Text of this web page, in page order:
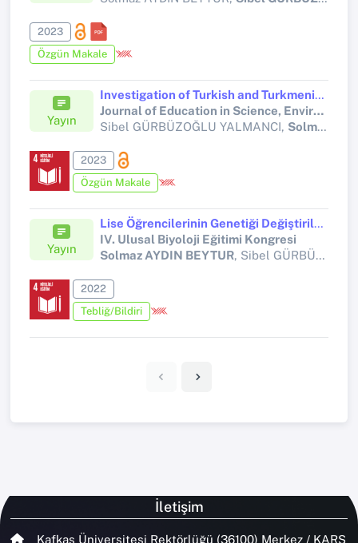
2023
Özgün Makale
Yayın
Investigation of Turkish and Turkmenistanian Students’ approaches towards Environmental Ethics and Their Levels of Naturalistic Intelligence
Journal of Education in Science, Environment and Health (JESEH),
Sibel GÜRBÜZOĞLU YALMANCI, Solmaz AYDIN BEYTUR
2023
Özgün Makale
Yayın
Lise Öğrencilerinin Genetiği Değiştirilmiş Ürünlere Yönelik Kaygılarının Belirlenmesi
IV. Ulusal Biyoloji Eğitimi Kongresi
Solmaz AYDIN BEYTUR, Sibel GÜRBÜZOĞLU YALMANCI
2022
Tebliğ/Bildiri
İletişim
Kafkas Üniversitesi Rektörlüğü (36100) Merkez / KARS